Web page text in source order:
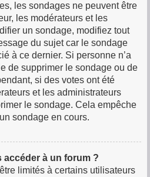
les sondages ne peuvent être
les modérateurs et les
un sondage, modifiez tout
du sujet car le sondage
à ce dernier. Si personne n’a
de supprimer le sondage ou de
si des votes ont été
et les administrateurs
le sondage. Cela empêche
sondage en cours.
accéder à un forum ?
limités à certains utilisateurs